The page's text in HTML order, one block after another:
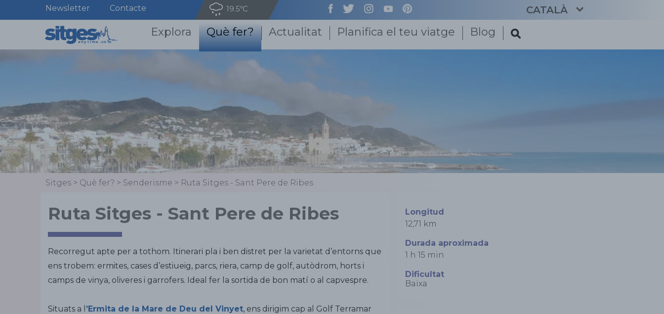
Newsletter Contacte 19.5ºC CATALÀ
Explora Què fer? Actualitat Planifica el teu viatge Blog
Sitges > Què fer? > Senderisme > Ruta Sitges - Sant Pere de Ribes
Ruta Sitges - Sant Pere de Ribes
Recorregut apte per a tothom. Itinerari pla i ben distret per la varietat d’entorns que
ens trobem: ermites, cases d’estiueig, parcs, riera, camp de golf, autòdrom, horts i
camps de vinya, oliveres i garrofers. Ideal fer la sortida de bon matí o al capvespre.
Situats a l ’Ermita de la Mare de Deu del Vinyet, ens dirigim cap al Golf Terramar
Longitud
12,71 km
Durada aproximada
1 h 15 min
Dificultat
Baixa